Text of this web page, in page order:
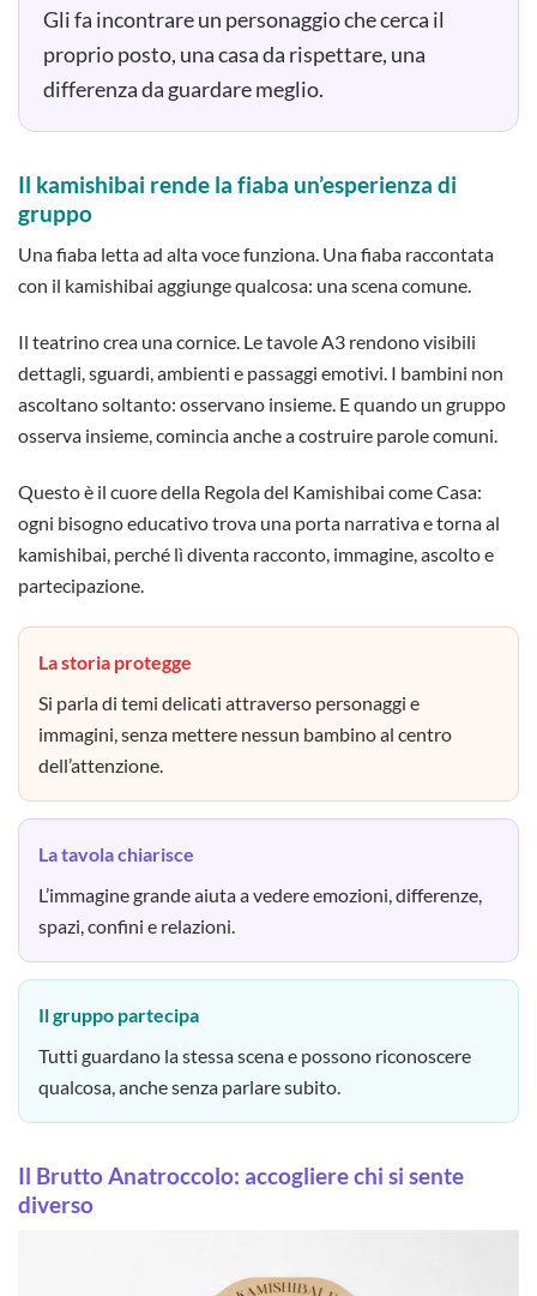
Gli fa incontrare un personaggio che cerca il
proprio posto, una casa da rispettare, una
differenza da guardare meglio.
Il kamishibai rende la fiaba un’esperienza di
gruppo
Una fiaba letta ad alta voce funziona. Una fiaba raccontata
con il kamishibai aggiunge qualcosa: una scena comune.
Il teatrino crea una cornice. Le tavole A3 rendono visibili
dettagli, sguardi, ambienti e passaggi emotivi. I bambini non
ascoltano soltanto: osservano insieme. E quando un gruppo
osserva insieme, comincia anche a costruire parole comuni.
Questo è il cuore della Regola del Kamishibai come Casa:
ogni bisogno educativo trova una porta narrativa e torna al
kamishibai, perché lì diventa racconto, immagine, ascolto e
partecipazione.
La storia protegge
Si parla di temi delicati attraverso personaggi e
immagini, senza mettere nessun bambino al centro
dell’attenzione.
La tavola chiarisce
L’immagine grande aiuta a vedere emozioni, differenze,
spazi, confini e relazioni.
Il gruppo partecipa
Tutti guardano la stessa scena e possono riconoscere
qualcosa, anche senza parlare subito.
Il Brutto Anatroccolo: accogliere chi si sente
diverso